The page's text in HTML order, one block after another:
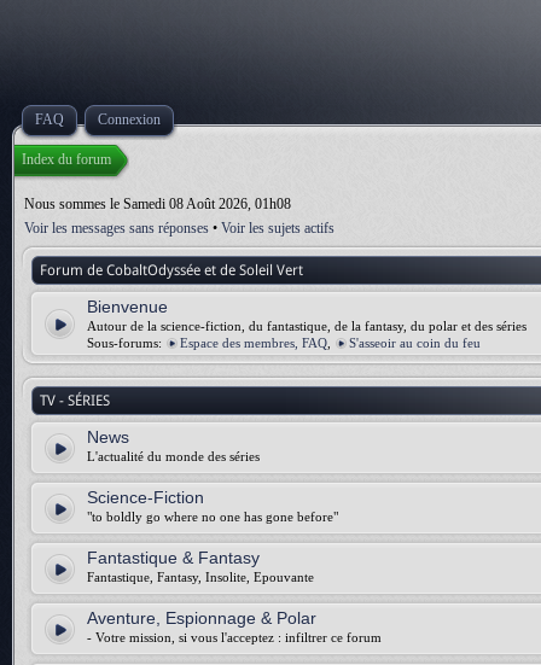
FAQ Connexion
Index du forum
Nous sommes le Samedi 08 Août 2026, 01h08
Voir les messages sans réponses • Voir les sujets actifs
Forum de CobaltOdyssée et de Soleil Vert
Bienvenue
Autour de la science-fiction, du fantastique, de la fantasy, du polar et des séries
Sous-forums:
Espace des membres, FAQ S'asseoir au coin du feu
TV - SÉRIES
News
L'actualité du monde des séries
Science-Fiction
"to boldly go where no one has gone before"
Fantastique & Fantasy
Fantastique, Fantasy, Insolite, Epouvante
Aventure, Espionnage & Polar
- Votre mission, si vous l'acceptez : infiltrer ce forum